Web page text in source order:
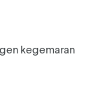
kegemaran